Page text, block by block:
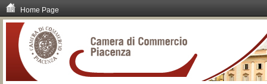
Home Page
contenuti.
Spostati
navigazione